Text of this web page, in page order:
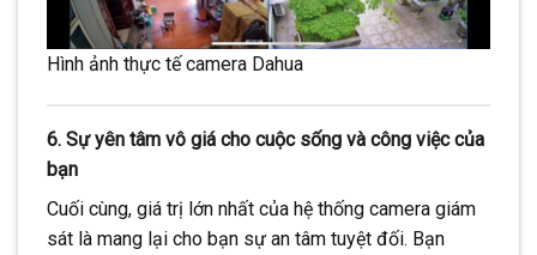
Hình ảnh thực tế camera Dahua
6. Sự yên tâm vô giá cho cuộc sống và công việc của
bạn
Cuối cùng, giá trị lớn nhất của hệ thống camera giám
sát là mang lại cho bạn sự an tâm tuyệt đối. Bạn